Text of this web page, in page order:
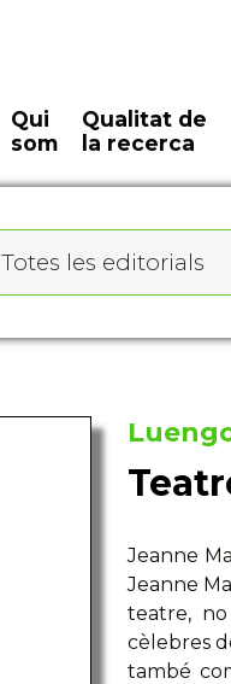
Qui
som
Qualitat de
la recerca
Totes les editorials
Jeanne
Jeanne
teatre,
cèlebres
també